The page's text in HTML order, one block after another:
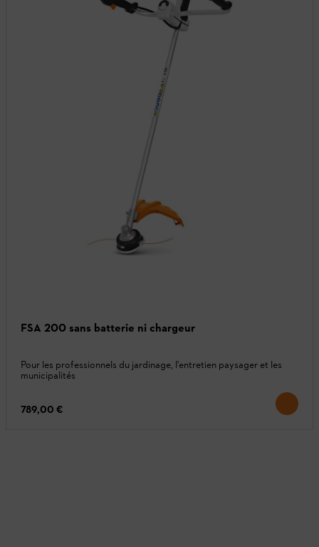
FSA 200 sans batterie ni chargeur
Pour les professionnels du jardinage, l'entretien paysager et les
municipalités
789,00 €